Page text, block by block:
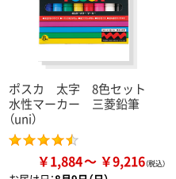
ポスカ 太字 8色セット
水性マーカー 三菱鉛筆
（uni）
￥1,884 ￥9,216